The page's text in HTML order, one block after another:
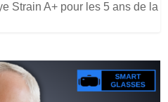
Strain A+ pour les 5 ans de la